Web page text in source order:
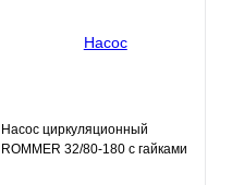
Насос циркуляционный
ROMMER 32/80-180 с гайками